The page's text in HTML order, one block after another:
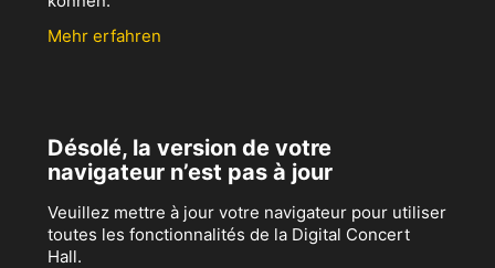
Mehr erfahren
Désolé, la version de votre
navigateur n’est pas à jour
Veuillez mettre à jour votre navigateur pour utiliser
toutes les fonctionnalités de la Digital Concert
Hall.